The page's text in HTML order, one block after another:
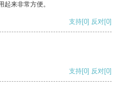
来非常方便。
支持[0] 反对[0]
支持[0] 反对[0]